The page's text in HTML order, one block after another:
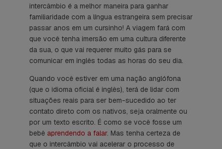
intercâmbio é a melhor maneira para ganhar
familiaridade com a língua estrangeira sem precisar
passar anos em um cursinho! A viagem fará com
que você tenha imersão em uma cultura diferente
da sua, o que vai requerer muito gás para se
comunicar em inglês todas as horas do seu dia.
Quando você estiver em uma nação anglófona
(que o idioma oficial é inglês), terá de lidar com
situações reais para ser bem-sucedido ao ter
contato direto com os nativos, seja oralmente ou
por um texto escrito. É como se você fosse um
bebê aprendendo a falar. Mas tenha certeza de
que o intercâmbio vai acelerar o processo de